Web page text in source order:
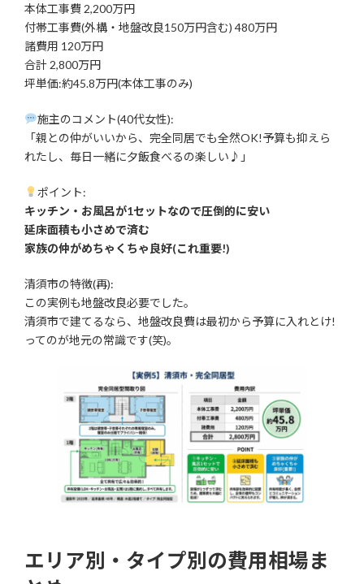
本体工事費 2,200万円
付帯工事費(外構・地盤改良150万円含む) 480万円
諸費用 120万円
合計 2,800万円
坪単価:約45.8万円(本体工事のみ)
施主のコメント(40代女性):
「親との仲がいいから、完全同居でも全然OK!予算も抑えら
れたし、毎日一緒に夕飯食べるの楽しい♪」
ポイント:
キッチン・お風呂が1セットなので圧倒的に安い
延床面積も小さめで済む
家族の仲がめちゃくちゃ良好(これ重要!)
清須市の特徴(再):
この実例も地盤改良必要でした。
清須市で建てるなら、地盤改良費は最初から予算に入れとけ!
ってのが地元の常識です(笑)。
エリア別・タイプ別の費用相場ま